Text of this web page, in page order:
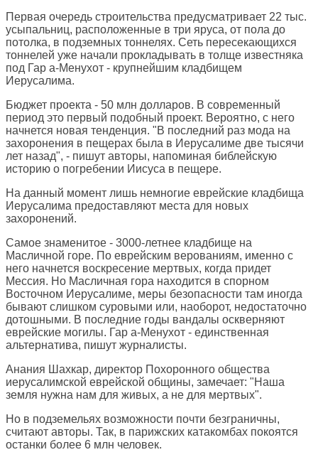
Первая очередь строительства предусматривает 22 тыс.
усыпальниц, расположенные в три яруса, от пола до
потолка, в подземных тоннелях. Сеть пересекающихся
тоннелей уже начали прокладывать в толще известняка
под Гар а-Менухот - крупнейшим кладбищем
Иерусалима.
Бюджет проекта - 50 млн долларов. В современный
период это первый подобный проект. Вероятно, с него
начнется новая тенденция. "В последний раз мода на
захоронения в пещерах была в Иерусалиме две тысячи
лет назад", - пишут авторы, напоминая библейскую
историю о погребении Иисуса в пещере.
На данный момент лишь немногие еврейские кладбища
Иерусалима предоставляют места для новых
захоронений.
Самое знаменитое - 3000-летнее кладбище на
Масличной горе. По еврейским верованиям, именно с
него начнется воскресение мертвых, когда придет
Мессия. Но Масличная гора находится в спорном
Восточном Иерусалиме, меры безопасности там иногда
бывают слишком суровыми или, наоборот, недостаточно
дотошными. В последние годы вандалы оскверняют
еврейские могилы. Гар а-Менухот - единственная
альтернатива, пишут журналисты.
Анания Шахкар, директор Похоронного общества
иерусалимской еврейской общины, замечает: "Наша
земля нужна нам для живых, а не для мертвых".
Но в подземельях возможности почти безграничны,
считают авторы. Так, в парижских катакомбах покоятся
останки более 6 млн человек.